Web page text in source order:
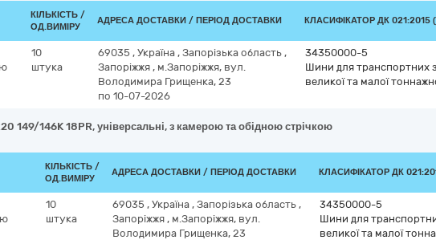
КІЛЬКІСТЬ /
ОД.ВИМІРУ
АДРЕСА ДОСТАВКИ / ПЕРІОД ДОСТАВКИ КЛАСИФІКАТОР ДК 021:2015
10
штука
69035 , Україна , Запорізька область ,
Запоріжжя , м.Запоріжжя, вул.
Володимира Грищенка, 23
по 10-07-2026
34350000-5
Шини для транспортних
великої та малої
149/146K 18PR, універсальні, з камерою та обідною стрічкою
КІЛЬКІСТЬ /
ОД.ВИМІРУ
АДРЕСА ДОСТАВКИ / ПЕРІОД ДОСТАВКИ КЛАСИФІКАТОР ДК
10
штука
69035 , Україна , Запорізька область ,
Запоріжжя , м.Запоріжжя, вул.
Володимира Грищенка, 23
34350000-5
Шини для
великої та малої